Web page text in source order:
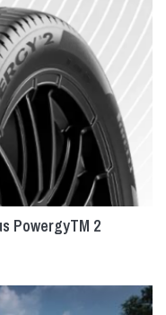
PowergyTM 2